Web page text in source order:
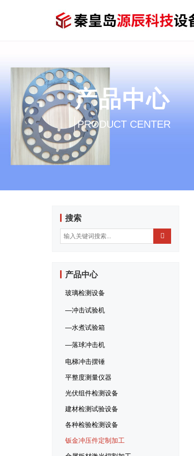
产品中心
PRODUCT CENTER
搜索
产品中心
玻璃检测设备
冲击试验机
水煮试验箱
落球冲击机
电梯冲击摆锤
平整度测量仪器
光伏组件检测设备
建材检测试验设备
各种检验检测设备
钣金冲压件定制加工